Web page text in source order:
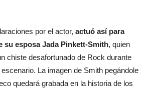
por el actor, actuó así para
su esposa Jada Pinkett-Smith, quien
chiste desafortunado de Rock durante
La imagen de Smith pegándole
quedará grabada en la historia de los